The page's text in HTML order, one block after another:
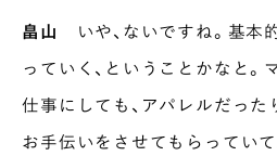
畠山
いや、ないですね。基本
っていく、ということかなと。
仕事にしても、アパレルだっ
お手伝いをさせてもらっていて